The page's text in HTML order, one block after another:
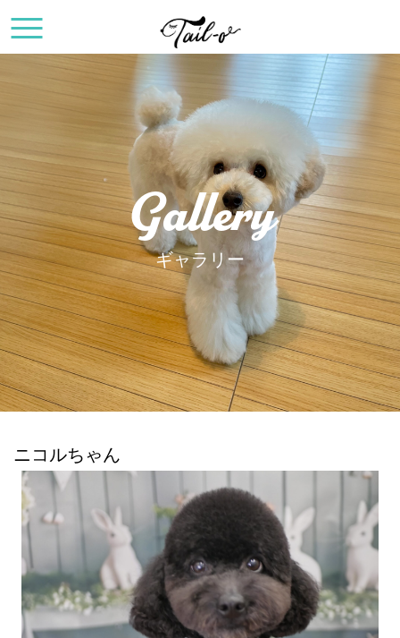
Gallery
ギャラリー
ニコルちゃん